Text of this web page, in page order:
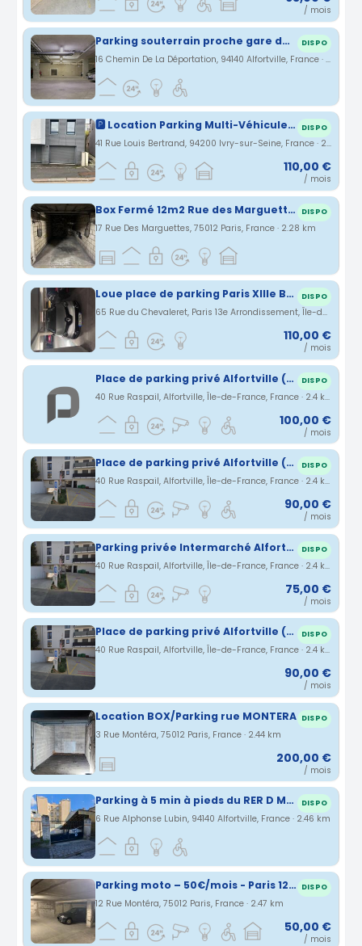
/ mois
Parking souterrain proche gare de Lyon DISPO
16 Chemin De La Déportation, 94140 Alfortville, France · 2.22 km
🅿️ Location Parking Multi-Véhicules - Ivry-sur-Seine (94200) proche Paris 13eme Porte d’Italie DISPO
41 Rue Louis Bertrand, 94200 Ivry-sur-Seine, France · 2.23 km
110,00 €
/ mois
Box Fermé 12m2 Rue des Marguettes/Rue du Niger 75012 Paris DISPO
17 Rue Des Marguettes, 75012 Paris, France · 2.28 km
Loue place de parking Paris XIIIe BNF DISPO
65 Rue du Chevaleret, Paris 13e Arrondissement, Île-de-France, France · 2.3 km
110,00 €
/ mois
Place de parking privé Alfortville (centre ville) DISPO
40 Rue Raspail, Alfortville, Île-de-France, France · 2.4 km
100,00 €
/ mois
Place de parking privé Alfortville (centre ville) DISPO
40 Rue Raspail, Alfortville, Île-de-France, France · 2.4 km
90,00 €
/ mois
Parking privée Intermarché Alfortville DISPO
40 Rue Raspail, Alfortville, Île-de-France, France · 2.4 km
75,00 €
/ mois
Place de parking privé Alfortville (centre ville) DISPO
40 Rue Raspail, Alfortville, Île-de-France, France · 2.4 km
90,00 €
/ mois
Location BOX/Parking rue MONTERA DISPO
3 Rue Montéra, 75012 Paris, France · 2.44 km
200,00 €
/ mois
Parking à 5 min à pieds du RER D Maisons-Alfort Alfortville DISPO
6 Rue Alphonse Lubin, 94140 Alfortville, France · 2.46 km
Parking moto – 50€/mois - Paris 12ème - Métro Porte de Vincennes/Bel-Air DISPO
12 Rue Montéra, 75012 Paris, France · 2.47 km
50,00 €
/ mois